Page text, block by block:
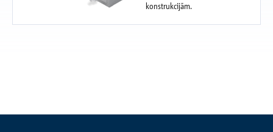
konstrukcijām.